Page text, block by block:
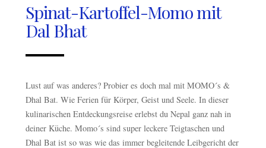
Spinat-Kartoffel-Momo mit
Dal Bhat
Lust auf was anderes? Probier es doch mal mit MOMO´s &
Dhal Bat. Wie Ferien für Körper, Geist und Seele. In dieser
kulinarischen Entdeckungsreise erlebst du Nepal ganz nah in
deiner Küche. Momo´s sind super leckere Teigtaschen und
Dhal Bat ist so was wie das immer begleitende Leibgericht der